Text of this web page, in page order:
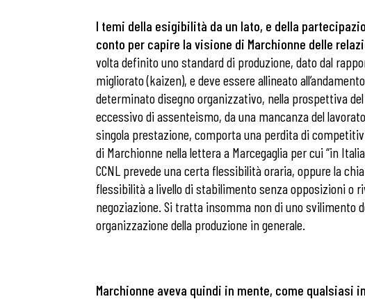
I temi della esigibilità da un lato, e della
conto per capire la visione di Marchionne delle
volta definito uno standard di produzione, dato dal
migliorato (kaizen), e deve essere allineato
determinato disegno organizzativo, nella prospettiva
eccessivo di assenteismo, da una mancanza del
singola prestazione, comporta una perdita di
di Marchionne nella lettera a Marcegaglia per cui “in
CCNL prevede una certa flessibilità oraria, oppure la
flessibilità a livello di stabilimento senza opposizioni o
negoziazione. Si tratta insomma non di uno svilimento
organizzazione della produzione in generale.
Marchionne aveva quindi in mente, come qualsiasi